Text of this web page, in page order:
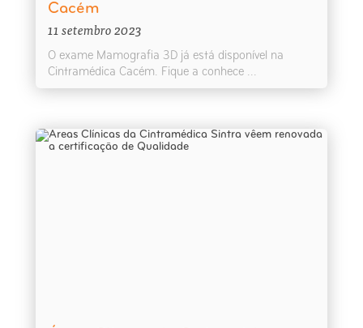
Cacém
11 setembro 2023
O exame Mamografia 3D já está disponível na
Cintramédica Cacém. Fique a conhece ...